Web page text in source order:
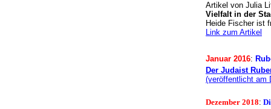
Artikel von Julia
Vielfalt in der
Heide Fischer ist
Link zum Artikel
Januar 2016:
Der Judaist
(veröffentlicht am
Dezember 2018: